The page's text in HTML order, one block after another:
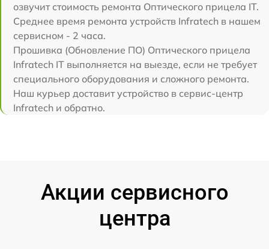
озвучит стоимость ремонта Оптического прицела IT.
Среднее время ремонта устройств Infratech в нашем
сервисном - 2 часа.
Прошивка (Обновление ПО) Оптического прицела
Infratech IT выполняется на выезде, если не требует
специального оборудования и сложного ремонта.
Наш курьер доставит устройство в сервис-центр
Infratech и обратно.
Акции сервисного
центра